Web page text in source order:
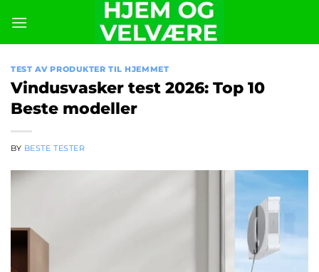
content
TEST AV PRODUKTER TIL HJEMMET
Vindusvasker test 2026: Top 10
Beste modeller
BY BESTE TESTER